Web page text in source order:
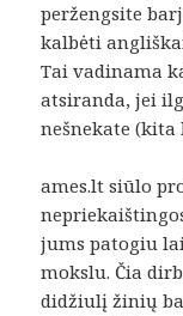
peržengsite
kalbėti
Tai vadinama
atsiranda, jei
nešnekate (kita
ames.lt siūlo
jums patogiu
mokslu. Čia
didžiulį žinių